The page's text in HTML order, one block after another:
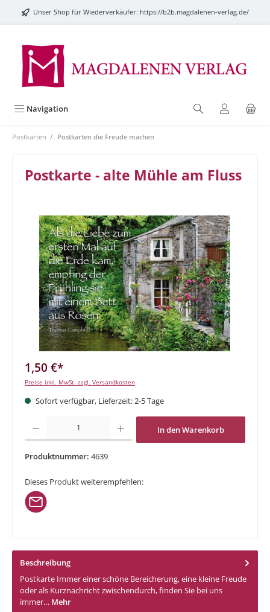
springenUnser Shop für Wiederverkäufer: https://b2b.magdalenen-verlag.de/
Navigation
Postkarten / Postkarten die Freude machen
Postkarte - alte Mühle am Fluss
Bildergalerie überspringen
1,50 €*
Preise inkl. MwSt. zzgl. Versandkosten
Sofort verfügbar, Lieferzeit: 2-5 Tage
Produkt Anzahl: Gib den gewünschten Wert ein oder benutze die Schaltflächen um
In den Warenkorb
Produktnummer: 4639
Dieses Produkt weiterempfehlen:
Beschreibung
Postkarte Immer einer schöne Bereicherung, eine kleine Freude
oder als Kurznachricht zwischendurch, finden Sie bei uns
immer… Mehr